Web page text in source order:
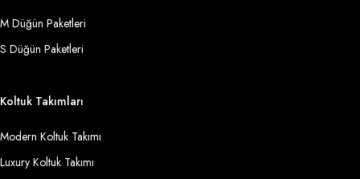
M Düğün Paketleri
S Düğün Paketleri
Koltuk Takımları
Modern Koltuk Takımı
Luxury Koltuk Takımı